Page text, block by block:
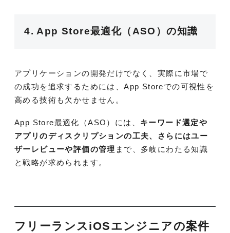
4. App Store最適化（ASO）の知識
アプリケーションの開発だけでなく、実際に市場で
の成功を追求するためには、App Storeでの可視性を
高める技術も欠かせません。
App Store最適化（ASO）には、 キーワード選定や
アプリのディスクリプションの工夫、さらにはユー
ザーレビューや評価の管理 まで、多岐にわたる知識
と戦略が求められます。
フリーランスiOSエンジニアの案件